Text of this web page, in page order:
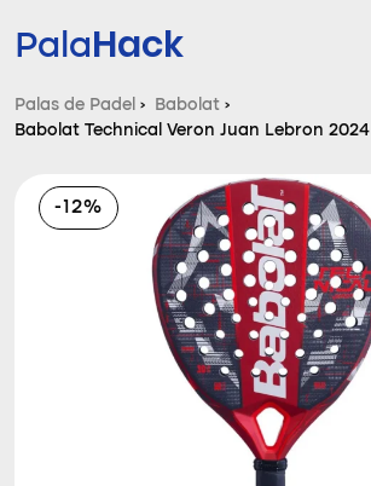
PalaHack
Palas de Padel
Consultorio
Comparador
Palas de Padel › Babolat ›
Babolat Technical Veron Juan Lebron 2024
-12%